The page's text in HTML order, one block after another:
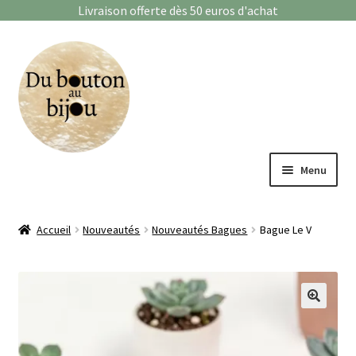
Livraison offerte dès 50 euros d'achat
Aller
la
navigation
Aller
au
contenu
Menu
Accueil Nouveautés Nouveautés Bagues Bague Le V